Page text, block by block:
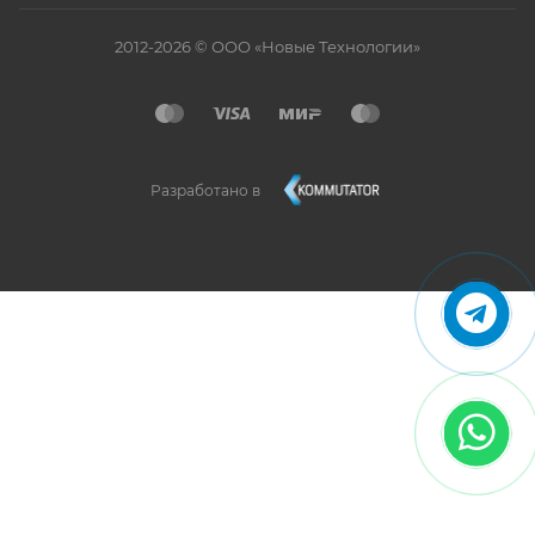
2012-2026 © ООО «Новые Технологии»
Разработано в